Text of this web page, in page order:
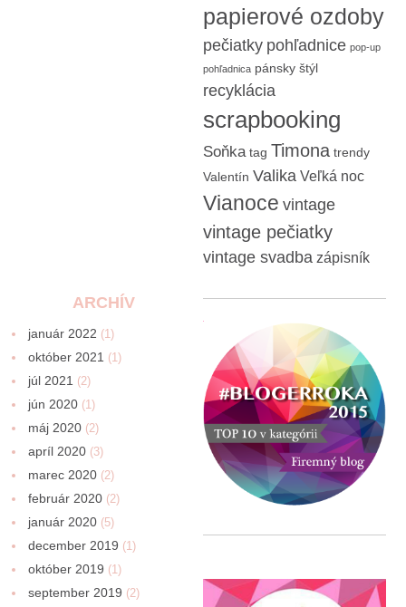
papierové ozdoby
pečiatky pohľadnice pop-up
pohľadnica pánsky štýl
recyklácia
scrapbooking
Soňka tag Timona trendy
Valentín Valika Veľká noc
Vianoce vintage
vintage pečiatky
vintage svadba zápisník
ARCHÍV
január 2022 (1)
október 2021 (1)
júl 2021 (2)
jún 2020 (1)
máj 2020 (2)
apríl 2020 (3)
marec 2020 (2)
február 2020 (2)
január 2020 (5)
december 2019 (1)
október 2019 (1)
september 2019 (2)